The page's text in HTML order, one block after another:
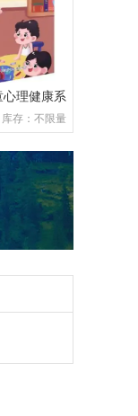
理健康系
心理健康系
库存：不限量